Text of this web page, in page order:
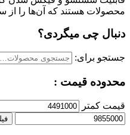
محصولات هستند که آن‌ها را از
دنبال چی میگردی؟
جستجو برای:
محدوده قیمت :
قیمت کمتر